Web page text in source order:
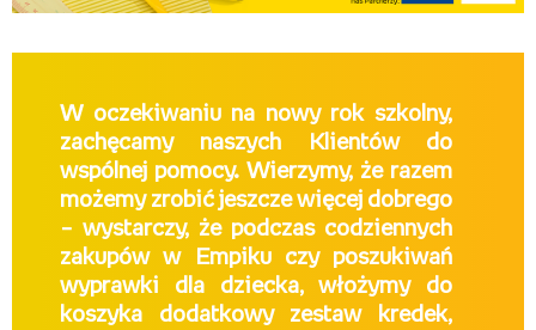
W oczekiwaniu na nowy rok szkolny,
zachęcamy naszych Klientów do
wspólnej pomocy. Wierzymy, że razem
możemy zrobić jeszcze więcej dobrego
– wystarczy, że podczas codziennych
zakupów w Empiku czy poszukiwań
wyprawki dla dziecka, włożymy do
koszyka dodatkowy zestaw kredek,